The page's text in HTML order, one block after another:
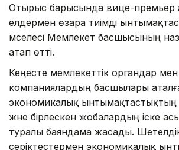
Отырыс барысында вице-премьер
елдермен өзара тиімді
мәселесі Мемлекет басшысының
атап өтті.
Кеңесте мемлекеттік органдар
компаниялардың басшылары
экономикалық ынтымақтастықтың
және бірлескен жобалардың іске
туралы баяндама жасады.
серіктестермен экономикалық